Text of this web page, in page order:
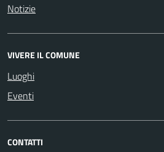
Notizie
VIVERE IL COMUNE
Luoghi
Eventi
CONTATTI